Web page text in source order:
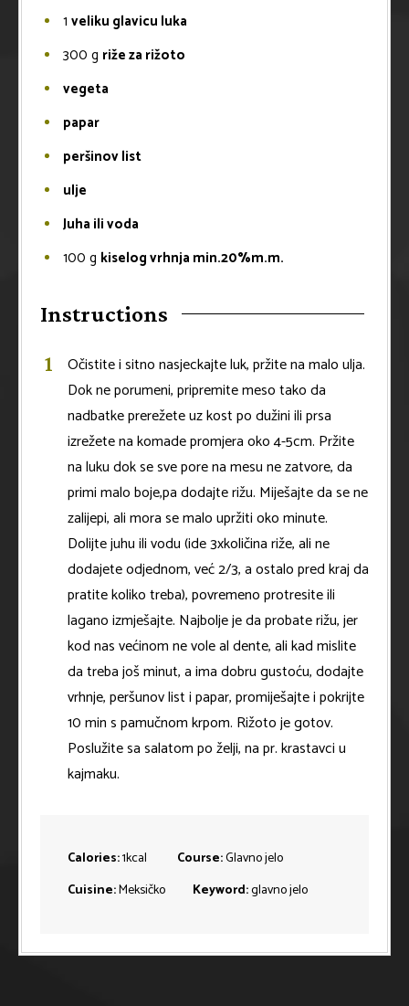
1 veliku glavicu luka
300 g riže za rižoto
vegeta
papar
peršinov list
ulje
Juha ili voda
100 g kiselog vrhnja min.20%m.m.
Instructions
Očistite i sitno nasjeckajte luk, pržite na malo ulja.
Dok ne porumeni, pripremite meso tako da
nadbatke prerežete uz kost po dužini ili prsa
izrežete na komade promjera oko 4-5cm. Pržite
na luku dok se sve pore na mesu ne zatvore, da
primi malo boje,pa dodajte rižu. Miješajte da se ne
zalijepi, ali mora se malo upržiti oko minute.
Dolijte juhu ili vodu (ide 3xkoličina riže, ali ne
dodajete odjednom, već 2/3, a ostalo pred kraj da
pratite koliko treba), povremeno protresite ili
lagano izmješajte. Najbolje je da probate rižu, jer
kod nas većinom ne vole al dente, ali kad mislite
da treba još minut, a ima dobru gustoću, dodajte
vrhnje, peršunov list i papar, promiješajte i pokrijte
10 min s pamučnom krpom. Rižoto je gotov.
Poslužite sa salatom po želji, na pr. krastavci u
kajmaku.
Calories:1kcal Course:Glavno jelo
Cuisine:Meksičko Keyword:glavno jelo